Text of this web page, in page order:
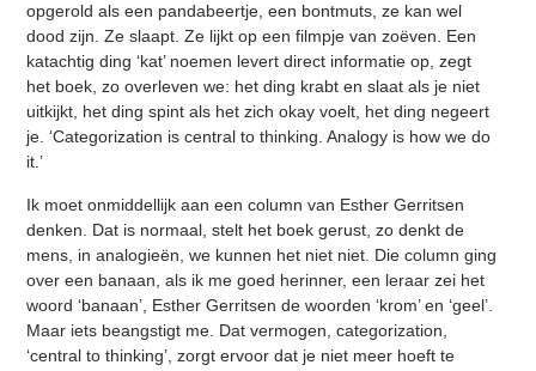
opgerold als een pandabeertje, een bontmuts, ze kan wel
dood zijn. Ze slaapt. Ze lijkt op een filmpje van zoëven. Een
katachtig ding ‘kat’ noemen levert direct informatie op, zegt
het boek, zo overleven we: het ding krabt en slaat als je niet
uitkijkt, het ding spint als het zich okay voelt, het ding negeert
je. ‘Categorization is central to thinking. Analogy is how we do
it.’
Ik moet onmiddellijk aan een column van Esther Gerritsen
denken. Dat is normaal, stelt het boek gerust, zo denkt de
mens, in analogieën, we kunnen het niet niet. Die column ging
over een banaan, als ik me goed herinner, een leraar zei het
woord ‘banaan’, Esther Gerritsen de woorden ‘krom’ en ‘geel’.
Maar iets beangstigt me. Dat vermogen, categorization,
‘central to thinking’, zorgt ervoor dat je niet meer hoeft te